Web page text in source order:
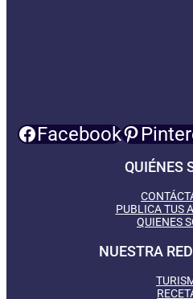
Facebook
QUIÉNES
PUBLICA TUS
QUIENES
NUESTRA